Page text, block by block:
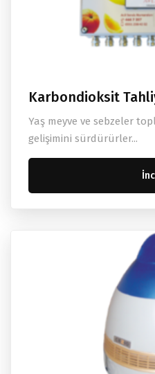
Karbondioksit
Yaş meyve ve sebzeler
gelişimini sürdürürler...